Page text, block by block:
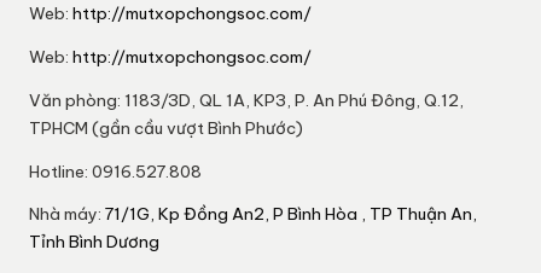
Web: http://mutxopchongsoc.com/
Web: http://mutxopchongsoc.com/
Văn phòng: 1183/3D, QL 1A, KP3, P. An Phú Đông, Q.12,
TPHCM (gần cầu vượt Bình Phước)
Hotline: 0916.527.808
Nhà máy: 71/1G, Kp Đồng An2, P Bình Hòa , TP Thuận An,
Tỉnh Bình Dương